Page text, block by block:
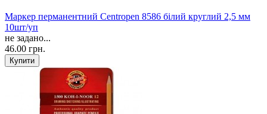
Маркер перманентний Centropen 8586 білий круглий 2,5 мм
10шт/уп
не задано...
46.00 грн.